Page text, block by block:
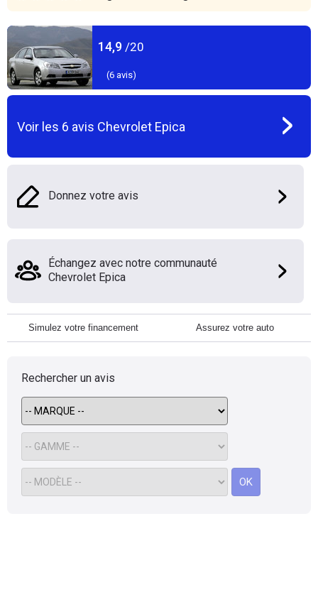
14,9 /20
(6avis)
Voir les 6 avis Chevrolet Epica
Donnez votre avis
Échangez avec notre communauté
Chevrolet Epica
Simulez votre financement Assurez votre auto
Rechercher un avis
OK